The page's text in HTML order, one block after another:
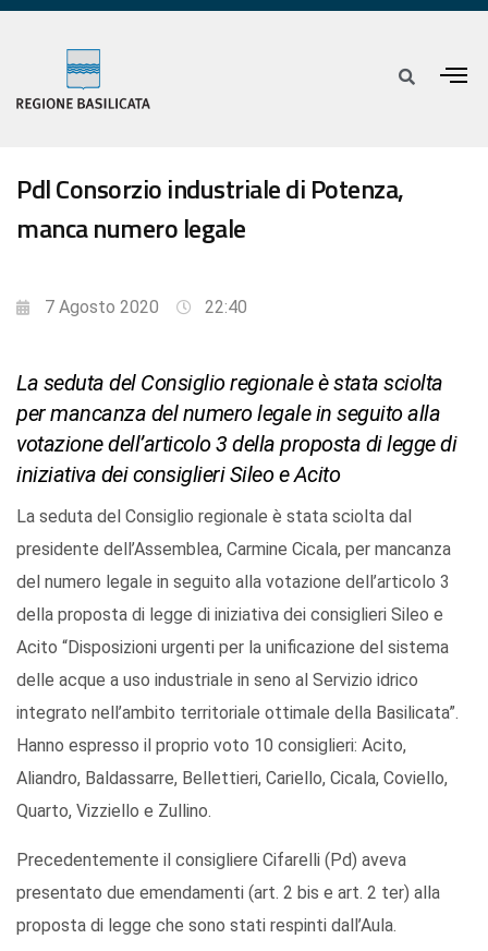
Pdl Consorzio industriale di Potenza,
manca numero legale
7 Agosto 2020 22:40
La seduta del Consiglio regionale è stata sciolta
per mancanza del numero legale in seguito alla
votazione dell’articolo 3 della proposta di legge di
iniziativa dei consiglieri Sileo e Acito
La seduta del Consiglio regionale è stata sciolta dal
presidente dell’Assemblea, Carmine Cicala, per mancanza
del numero legale in seguito alla votazione dell’articolo 3
della proposta di legge di iniziativa dei consiglieri Sileo e
Acito “Disposizioni urgenti per la unificazione del sistema
delle acque a uso industriale in seno al Servizio idrico
integrato nell’ambito territoriale ottimale della Basilicata”.
Hanno espresso il proprio voto 10 consiglieri: Acito,
Aliandro, Baldassarre, Bellettieri, Cariello, Cicala, Coviello,
Quarto, Vizziello e Zullino.
Precedentemente il consigliere Cifarelli (Pd) aveva
presentato due emendamenti (art. 2 bis e art. 2 ter) alla
proposta di legge che sono stati respinti dall’Aula.